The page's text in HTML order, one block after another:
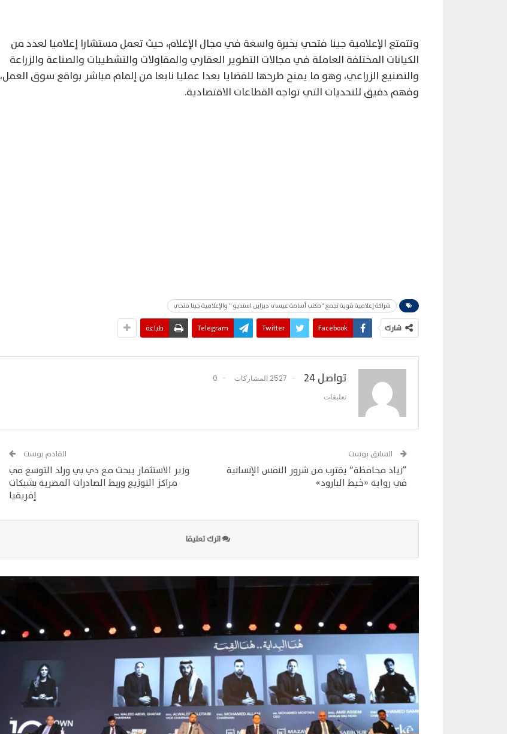
وتتمتع الإعلامية جينا فتحي بخبرة واسعة في مجال الإعلام، حيث تعمل مستشارا إعلاميا لعدد من
الكيانات المختلفة العاملة في مجالات التطوير العقاري والمقاولات والتشطيبات والصناعة والزراعة
والتصنيع الزراعي، وهو ما يمنح طرحها للقضايا بعدا عمليا نابعا من إلمام مباشر بواقع سوق العمل،
وفهم دقيق للتحديات التي تواجه القطاعات الاقتصادية.
شراكة إعلامية قوية تجمع "مكتب أسامة عيسى ديزاين استديو " والإعلامية جينا فتحي
شارك Facebook
Twitter
Telegram طباعة
تواصل 24 2527 المشاركات
0
تعليقات
السابق بوست
“زياد محافظة” يقترب من شرور النفس الإنسانية
في رواية «خيط البارود»
القادم بوست
وزير الاستثمار يبحث مع دي بي ورلد التوسع في
مراكز التوزيع وربط الصادرات المصرية بشبكات
إفريقيا
اترك تعليقا